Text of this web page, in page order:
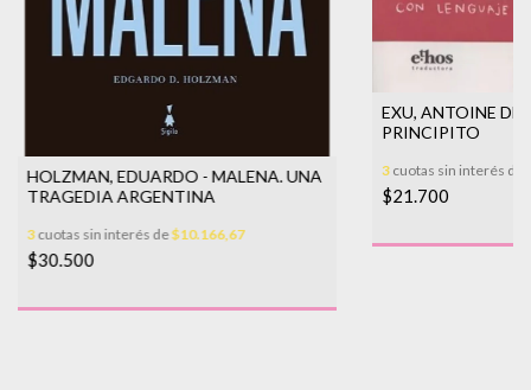
HOLZMAN, EDUARDO - MALENA. UNA
TRAGEDIA ARGENTINA
3cuotas sin interés de$10.166,67
$30.500
EXU, ANTOINE DE
PRINCIPITO
3cuotas sin interés de
$21.700